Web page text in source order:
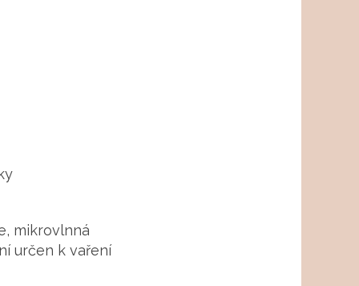
mikrovlnná
určen k vaření